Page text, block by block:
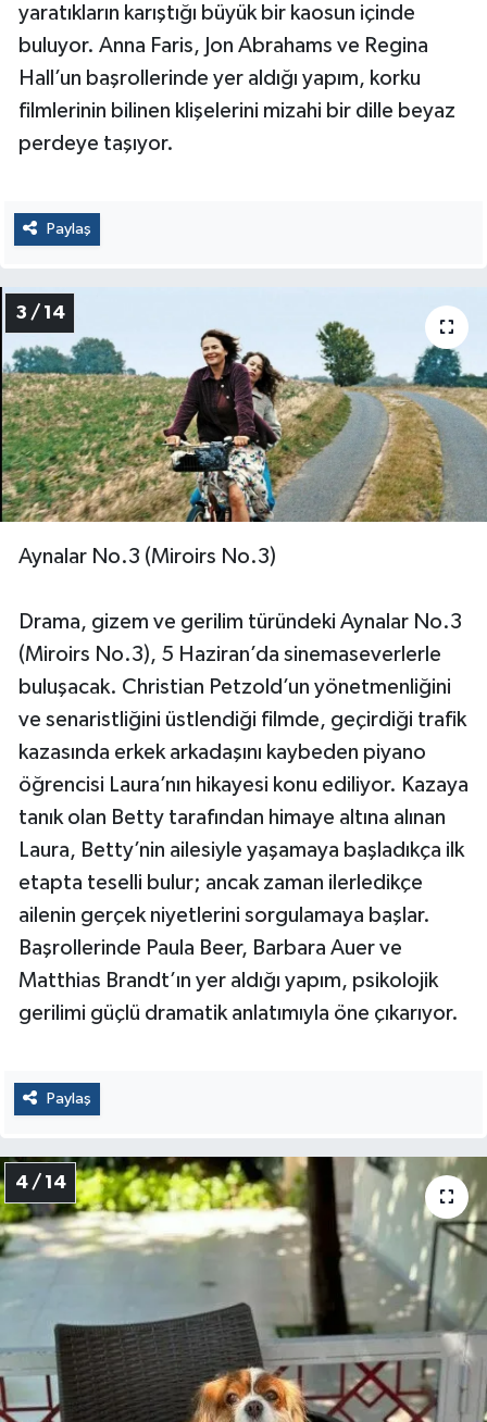
yaratıkların karıştığı büyük bir kaosun içinde
buluyor. Anna Faris, Jon Abrahams ve Regina
Hall’un başrollerinde yer aldığı yapım, korku
filmlerinin bilinen klişelerini mizahi bir dille beyaz
perdeye taşıyor.
Paylaş
3 / 14
Aynalar No.3 (Miroirs No.3)
Drama, gizem ve gerilim türündeki Aynalar No.3
(Miroirs No.3), 5 Haziran’da sinemaseverlerle
buluşacak. Christian Petzold’un yönetmenliğini
ve senaristliğini üstlendiği filmde, geçirdiği trafik
kazasında erkek arkadaşını kaybeden piyano
öğrencisi Laura’nın hikayesi konu ediliyor. Kazaya
tanık olan Betty tarafından himaye altına alınan
Laura, Betty’nin ailesiyle yaşamaya başladıkça ilk
etapta teselli bulur; ancak zaman ilerledikçe
ailenin gerçek niyetlerini sorgulamaya başlar.
Başrollerinde Paula Beer, Barbara Auer ve
Matthias Brandt’ın yer aldığı yapım, psikolojik
gerilimi güçlü dramatik anlatımıyla öne çıkarıyor.
Paylaş
4 / 14